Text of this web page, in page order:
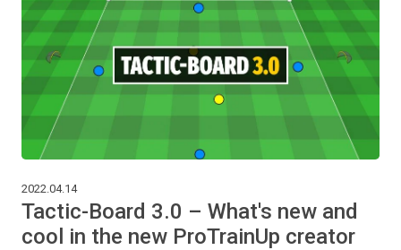
2022.04.14
Tactic-Board 3.0 – What's new and
cool in the new ProTrainUp creator